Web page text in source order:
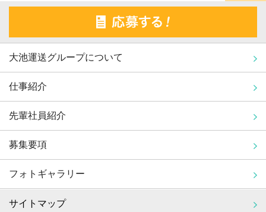
大池運送グループについて
仕事紹介
先輩社員紹介
募集要項
フォトギャラリー
サイトマップ